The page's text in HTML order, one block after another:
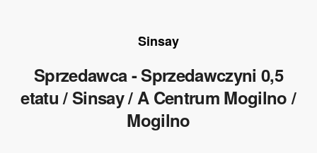
Sinsay
Sprzedawca - Sprzedawczyni 0,5
etatu / Sinsay / A Centrum Mogilno /
Mogilno